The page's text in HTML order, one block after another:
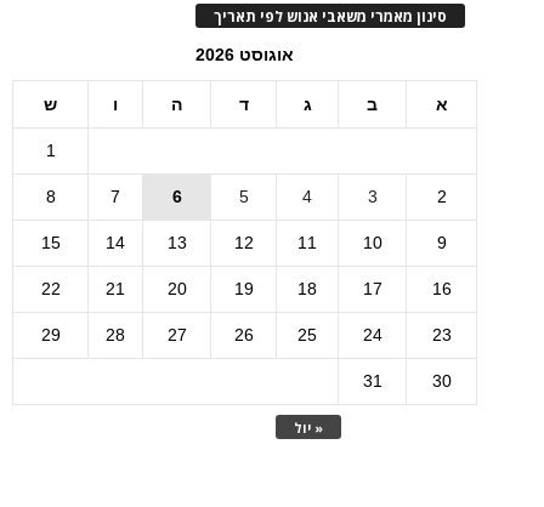
סינון מאמרי משאבי אנוש לפי תאריך
אוגוסט 2026
א ב ג ד ה ו ש
« יול
1
2
3
4
5
6
7
8
9
10
11
12
13
14
15
16
17
18
19
20
21
22
23
24
25
26
27
28
29
30
31